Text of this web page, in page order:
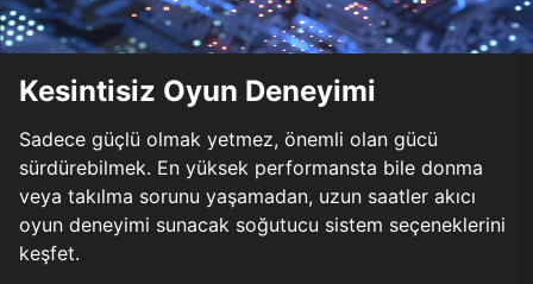
Kesintisiz Oyun Deneyimi
Sadece güçlü olmak yetmez, önemli olan gücü
sürdürebilmek. En yüksek performansta bile donma
veya takılma sorunu yaşamadan, uzun saatler akıcı
oyun deneyimi sunacak soğutucu sistem seçeneklerini
keşfet.